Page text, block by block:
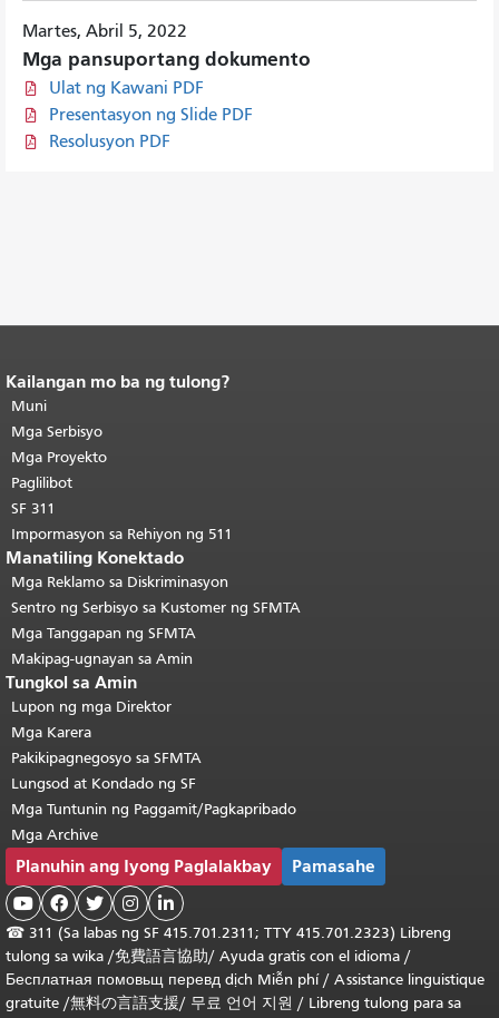
Martes, Abril 5, 2022
Mga pansuportang dokumento
Ulat ng Kawani PDF
Presentasyon ng Slide PDF
Resolusyon PDF
Katapusan ng nilalaman ng
pahina.
pahinang ito ay nauulit sa bawat
pahina.Bumalik sa itaas ng
pangunahing nilalaman
Kailangan mo ba ng tulong?
Muni
Mga Serbisyo
Mga Proyekto
Paglilibot
SF 311
Impormasyon sa Rehiyon ng 511
Manatiling Konektado
Mga Reklamo sa Diskriminasyon
Sentro ng Serbisyo sa Kustomer ng SFMTA
Mga Tanggapan ng SFMTA
Makipag-ugnayan sa Amin
Tungkol sa Amin
Lupon ng mga Direktor
Mga Karera
Pakikipagnegosyo sa SFMTA
Lungsod at Kondado ng SF
Mga Tuntunin ng Paggamit/Pagkapribado
Mga Archive
Planuhin ang Iyong Paglalakbay Pamasahe
    
☎ 311 (Sa labas ng SF 415.701.2311; TTY 415.701.2323) Libreng
tulong sa wika /免費語言協助/ Ayuda gratis con el idioma /
Бесплатная помовьщ перевд dịch Miễn phí/ Assistance linguistique
gratuite /無料の言語支援/ 무료 언어 지원 / Libreng tulong para sa